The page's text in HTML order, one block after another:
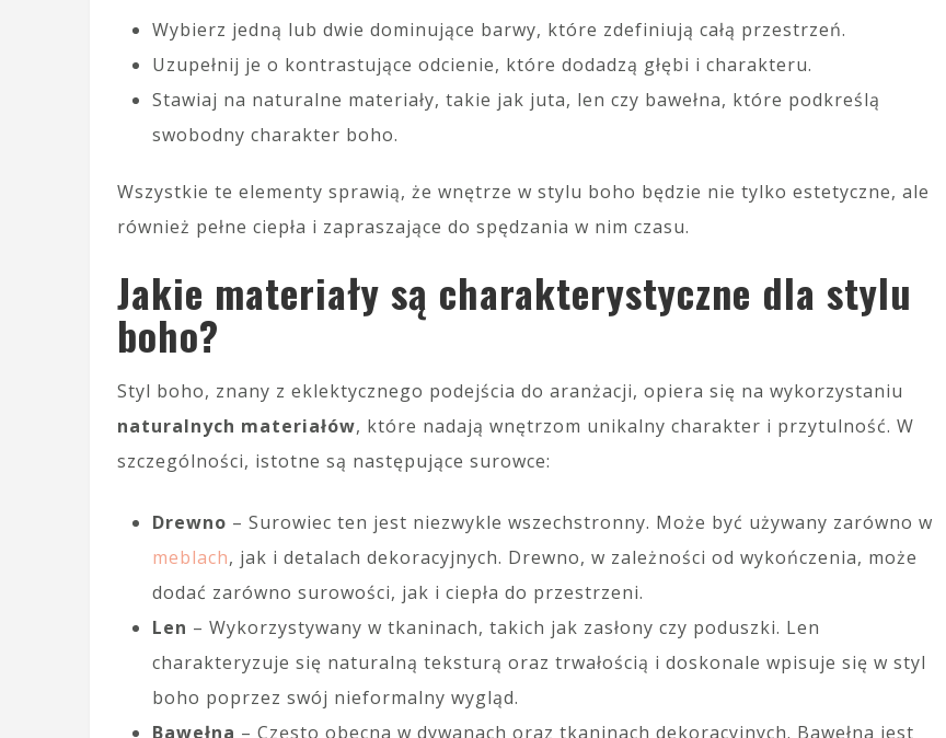
Wybierz jedną lub dwie dominujące barwy, które zdefiniują całą przestrzeń.
Uzupełnij je o kontrastujące odcienie, które dodadzą głębi i charakteru.
Stawiaj na naturalne materiały, takie jak juta, len czy bawełna, które podkreślą
swobodny charakter boho.
Wszystkie te elementy sprawią, że wnętrze w stylu boho będzie nie tylko estetyczne, ale
również pełne ciepła i zapraszające do spędzania w nim czasu.
Jakie materiały są charakterystyczne dla stylu
boho?
Styl boho, znany z eklektycznego podejścia do aranżacji, opiera się na wykorzystaniu
naturalnych materiałów, które nadają wnętrzom unikalny charakter i przytulność. W
szczególności, istotne są następujące surowce:
Drewno – Surowiec ten jest niezwykle wszechstronny. Może być używany zarówno w
meblach, jak i detalach dekoracyjnych. Drewno, w zależności od wykończenia, może
dodać zarówno surowości, jak i ciepła do przestrzeni.
Len – Wykorzystywany w tkaninach, takich jak zasłony czy poduszki. Len
charakteryzuje się naturalną teksturą oraz trwałością i doskonale wpisuje się w styl
boho poprzez swój nieformalny wygląd.
Bawełna – Często obecna w dywanach oraz tkaninach dekoracyjnych. Bawełna jest